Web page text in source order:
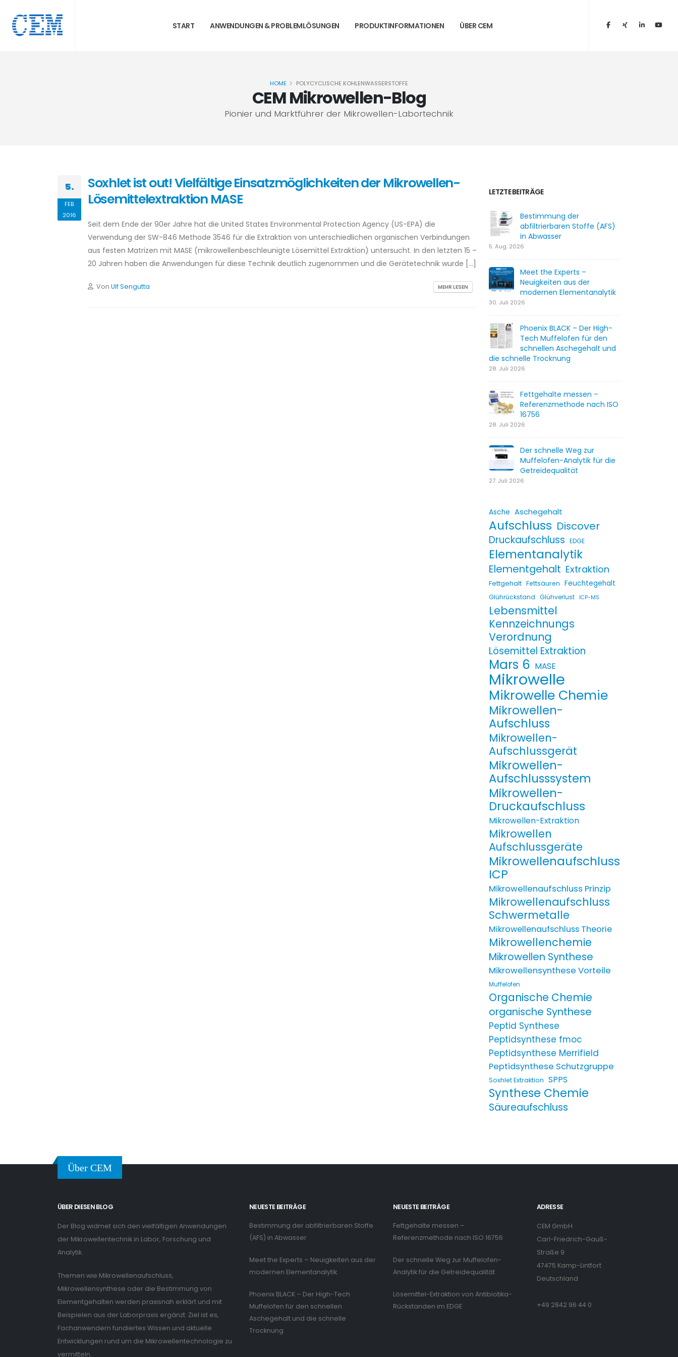
START ANWENDUNGEN & PROBLEMLÖSUNGEN PRODUKTINFORMATIONEN ÜBER CEM
CEM Mikrowellen-Blog
Pionier und Marktführer der Mikrowellen-Labortechnik
HOME POLYCYCLISCHE KOHLENWASSERSTOFFE
LETZTE BEITRÄGE
Bestimmung der
abfiltrierbaren Stoffe (AFS)
in Abwasser
5. Aug. 2026
Meet the Experts –
Neuigkeiten aus der
modernen Elementanalytik
30. Juli 2026
Phoenix BLACK – Der High-
Tech Muffelofen für den
schnellen Aschegehalt und
die schnelle Trocknung
28. Juli 2026
Fettgehalte messen –
Referenzmethode nach ISO
16756
28. Juli 2026
Der schnelle Weg zur
Muffelofen-Analytik für die
Getreidequalität
27. Juli 2026
Asche Aschegehalt
Aufschluss Discover
Druckaufschluss EDGE
Elementanalytik
Elementgehalt Extraktion
Fettgehalt Fettsäuren Feuchtegehalt
Glührückstand Glühverlust ICP-MS
Lebensmittel
Kennzeichnungs
Verordnung
Lösemittel Extraktion
Mars 6 MASE
Mikrowelle
Mikrowelle Chemie
Mikrowellen-
Aufschluss
Mikrowellen-
Aufschlussgerät
Mikrowellen-
Aufschlusssystem
Mikrowellen-
Druckaufschluss
Mikrowellen-Extraktion
Mikrowellen
Aufschlussgeräte
Mikrowellenaufschluss
ICP
Mikrowellenaufschluss Prinzip
Mikrowellenaufschluss
Schwermetalle
Mikrowellenaufschluss Theorie
Mikrowellenchemie
Mikrowellen Synthese
Mikrowellensynthese Vorteile
Muffelofen
Organische Chemie
organische Synthese
Peptid Synthese
Peptidsynthese fmoc
Peptidsynthese Merrifield
Peptidsynthese Schutzgruppe
Soxhlet Extraktion SPPS
Synthese Chemie
Säureaufschluss
5.
FEB.
2016
Soxhlet ist out! Vielfältige Einsatzmöglichkeiten der Mikrowellen-
Lösemittelextraktion MASE
Seit dem Ende der 90er Jahre hat die United States Environmental Protection Agency (US-EPA) die
Verwendung der SW-846 Methode 3546 für die Extraktion von unterschiedlichen organischen Verbindungen
aus festen Matrizen mit MASE (mikrowellenbeschleunigte Lösemittel Extraktion) untersucht. In den letzten 15 –
20 Jahren haben die Anwendungen für diese Technik deutlich zugenommen und die Gerätetechnik wurde […]
Von Ulf Sengutta MEHR LESEN
Über CEM
ÜBER DIESEN BLOG
Der Blog widmet sich den vielfältigen Anwendungen
der Mikrowellentechnik in Labor, Forschung und
Analytik.
Themen wie Mikrowellenaufschluss,
Mikrowellensynthese oder die Bestimmung von
Elementgehalten werden praxisnah erklärt und mit
Beispielen aus der Laborpraxis ergänzt. Ziel ist es,
Fachanwendern fundiertes Wissen und aktuelle
Entwicklungen rund um die Mikrowellentechnologie zu
vermitteln.
NEUESTE BEITRÄGE
Bestimmung der abfiltrierbaren Stoffe
(AFS) in Abwasser
Meet the Experts – Neuigkeiten aus der
modernen Elementanalytik
Phoenix BLACK – Der High-Tech
Muffelofen für den schnellen
Aschegehalt und die schnelle
Trocknung
NEUESTE BEITRÄGE
Fettgehalte messen –
Referenzmethode nach ISO 16756
Der schnelle Weg zur Muffelofen-
Analytik für die Getreidequalität
Lösemittel-Extraktion von Antibiotika-
Rückstanden im EDGE
ADRESSE
CEM GmbH
Carl-Friedrich-Gauß-
Straße 9
47475 Kamp-Lintfort
Deutschland
+49 2842 96 44 0